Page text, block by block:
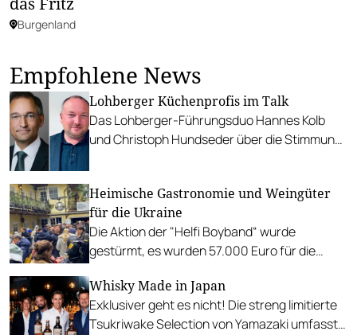
Burgenland
Empfohlene News
Lohberger Küchenprofis im Talk
Das Lohberger-Führungsduo Hannes Kolb
und Christoph Hundseder über die Stimmung
Heimische Gastronomie und Weingüter
für die Ukraine
Die Aktion der "Helfi Boyband“ wurde
gestürmt, es wurden 57.000 Euro für die
Aktionen von Gastronomen und Winzern
folgen. #wine4peace
Whisky Made in Japan
Exklusiver geht es nicht! Die streng limitierte
Tsukriwake Selection von Yamazaki umfasst